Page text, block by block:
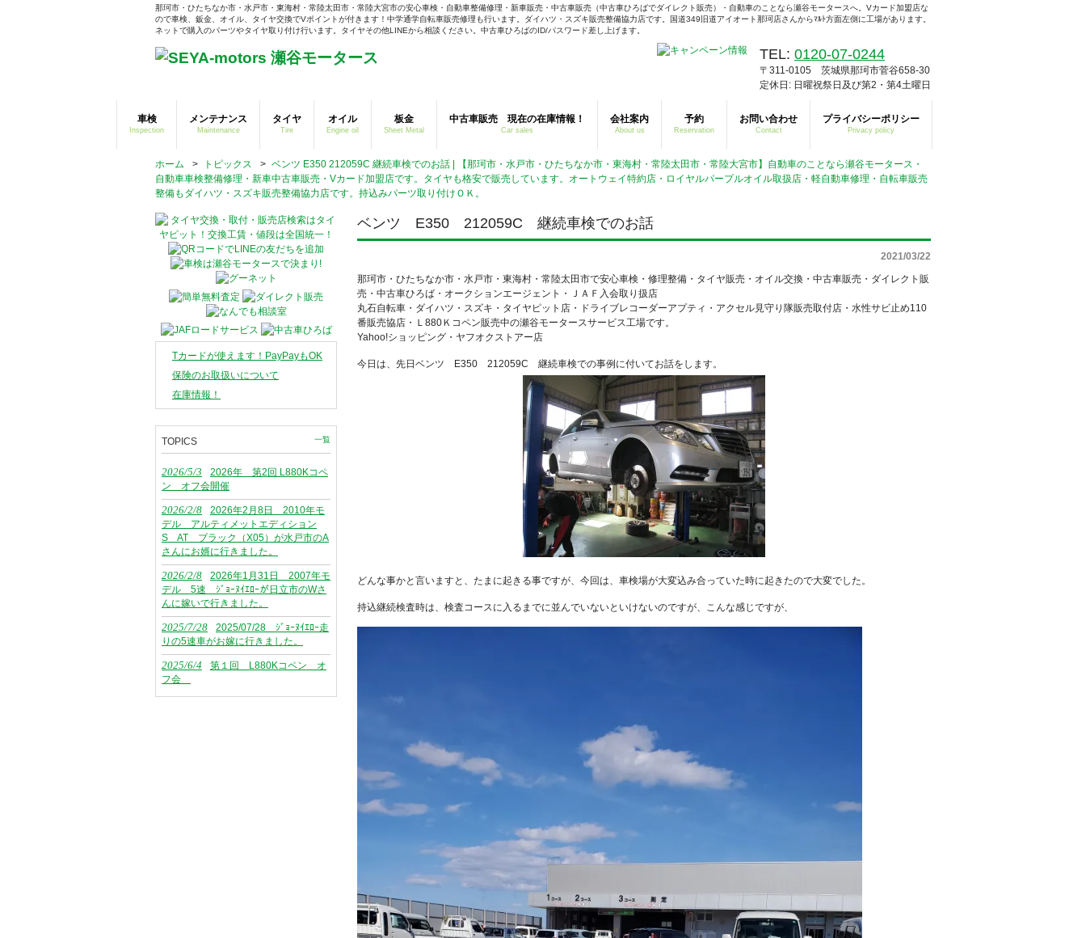
那珂市・ひたちなか市・水戸市・東海村・常陸太田市・常陸大宮市の安心車検・自動車整備修理・新車販売・中古車販売（中古車ひろばでダイレクト販売）・自動車のことなら瀬谷モータースへ。Vカード加盟店な
ので車検、鈑金、オイル、タイヤ交換でVポイントが付きます！中学通学自転車販売修理も行います。ダイハツ・スズキ販売整備協力店です。国道349旧道アイオート那珂店さんからﾏﾙﾄ方面左側に工場があります。
ネットで購入のパーツやタイヤ取り付け行います。タイヤその他LINEから相談ください。中古車ひろばのID/パスワード差し上げます。
TEL: 0120-07-0244
〒311-0105 茨城県那珂市菅谷658-30
定休日: 日曜祝祭日及び第2・第4土曜日
車検
Inspection
メンテナンス
Maintenance
タイヤ
Tire
オイル
Engine oil
板金
Sheet Metal
中古車販売 現在の在庫情報！
Car sales
会社案内
About us
予約
Reservation
お問い合わせ
Contact
プライバシーポリシー
Privacy policy
ホーム > トピックス > ベンツ E350 212059C 継続車検でのお話 | 【那珂市・水戸市・ひたちなか市・東海村・常陸太田市・常陸大宮市】自動車のことなら瀬谷モータース・
自動車車検整備修理・新車中古車販売・Vカード加盟店です。タイヤも格安で販売しています。オートウェイ特約店・ロイヤルパープルオイル取扱店・軽自動車修理・自転車販売
整備もダイハツ・スズキ販売整備協力店です。持込みパーツ取り付けＯＫ。
ベンツ E350 212059C 継続車検でのお話
2021/03/22
那珂市・ひたちなか市・水戸市・東海村・常陸太田市で安心車検・修理整備・タイヤ販売・オイル交換・中古車販売・ダイレクト販
売・中古車ひろば・オークションエージェント・ＪＡＦ入会取り扱店
丸石自転車・ダイハツ・スズキ・タイヤピット店・ドライブレコーダーアプティ・アクセル見守り隊販売取付店・水性サビ止め110
番販売協店・Ｌ880Ｋコペン販売中の瀬谷モータースサービス工場です。
Yahoo!ショッピング・ヤフオクストアー店
今日は、先日ベンツ E350 212059C 継続車検での事例に付いてお話をします。
どんな事かと言いますと、たまに起きる事ですが、今回は、車検場が大変込み合っていた時に起きたので大変でした。
持込継続検査時は、検査コースに入るまでに並んでいないといけないのですが、こんな感じですが、
Tカードが使えます！PayPayもOK
保険のお取扱いについて
在庫情報！
TOPICS 一覧
2026/5/3
2026年 第2回 L880Kコペ
ン オフ会開催
2026/2/8
2026年2月8日 2010年モ
デル アルティメットエディション
S AT ブラック（X05）が水戸市のA
さんにお婿に行きました。
2026/2/8
2026年1月31日 2007年モ
デル 5速 ｼﾞｮｰﾇｲｴﾛｰが日立市のWさ
んに嫁いで行きました。
2025/7/28
2025/07/28 ｼﾞｮｰﾇｲｴﾛｰ走
りの5速車がお嫁に行きました。
2025/6/4
第１回 L880Kコペン オ
フ会